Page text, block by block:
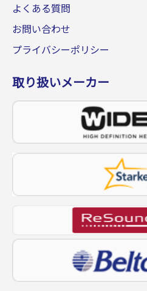
よくある質問
お問い合わせ
プライバシーポリシー
取り扱いメーカー